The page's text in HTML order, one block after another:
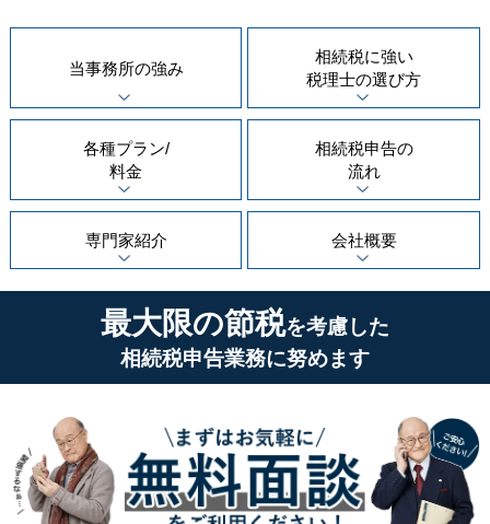
当事務所の強み
相続税に強い
税理士の選び方
各種プラン/
料金
相続税申告の
流れ
専門家紹介 会社概要
最大限の節税を考慮した
相続税申告業務に努めます